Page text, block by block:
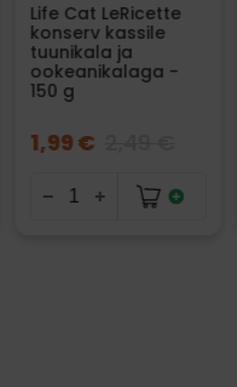
Life Cat LeRicette
konserv kassile
tuunikala ja
ookeanikalaga -
150 g
1,99 €